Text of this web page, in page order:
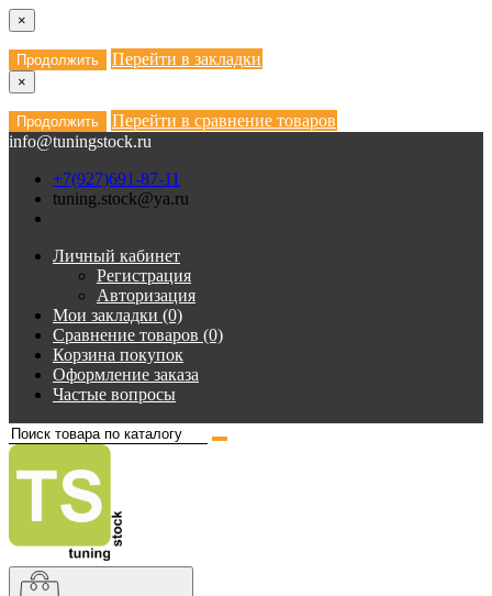
×
Продолжить Перейти в закладки
×
Продолжить
Перейти в сравнение товаров
info@tuningstock.ru
+7(927)691-87-11
tuning.stock@ya.ru
Личный кабинет
Регистрация
Авторизация
Мои закладки (0)
Сравнение товаров (0)
Корзина покупок
Оформление заказа
Частые вопросы